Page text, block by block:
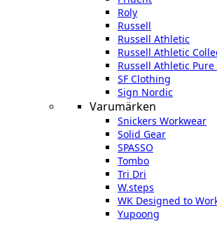
Roly
Russell
Russell Athletic
Russell Athletic
Russell Athletic
SF Clothing
Sign Nordic
Varumärken
Snickers Workwear
Solid Gear
SPASSO
Tombo
Tri Dri
W.steps
WK Designed to
Yupoong